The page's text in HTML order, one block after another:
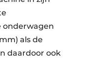
onderwagen
als de
daardoor ook